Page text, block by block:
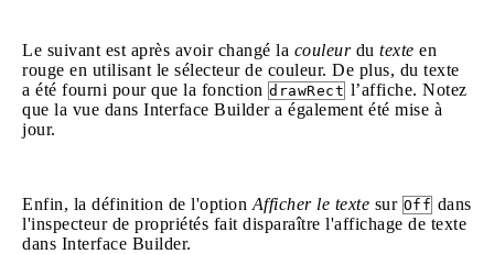
Le suivant est après avoir changé la couleurdu texte en
rouge en utilisant le sélecteur de couleur. De plus, du texte
a été fourni pour que la fonction drawRect l’affiche. Notez
que la vue dans Interface Builder a également été mise à
jour.
Enfin, la définition de l'option Afficher le texte sur Off dans
l'inspecteur de propriétés fait disparaître l'affichage de texte
dans Interface Builder.